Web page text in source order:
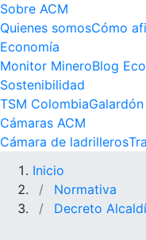
Sobre ACM
Quienes somosCómo
Economía
Monitor MineroBlog
Sostenibilidad
TSM Colombia
Cámaras ACM
Cámara de ladrilleros
Inicio
Normativa
Decreto